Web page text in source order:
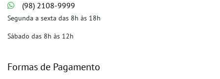
(98) 2108-9999
Segunda a sexta das 8h às 18h
Sábado das 8h às 12h
Formas de Pagamento